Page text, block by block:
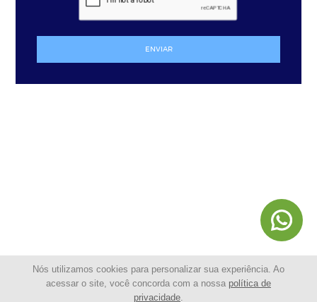
Nós utilizamos cookies para personalizar sua experiência. Ao
acessar o site, você concorda com a nossa política de
privacidade.
ENVIAR